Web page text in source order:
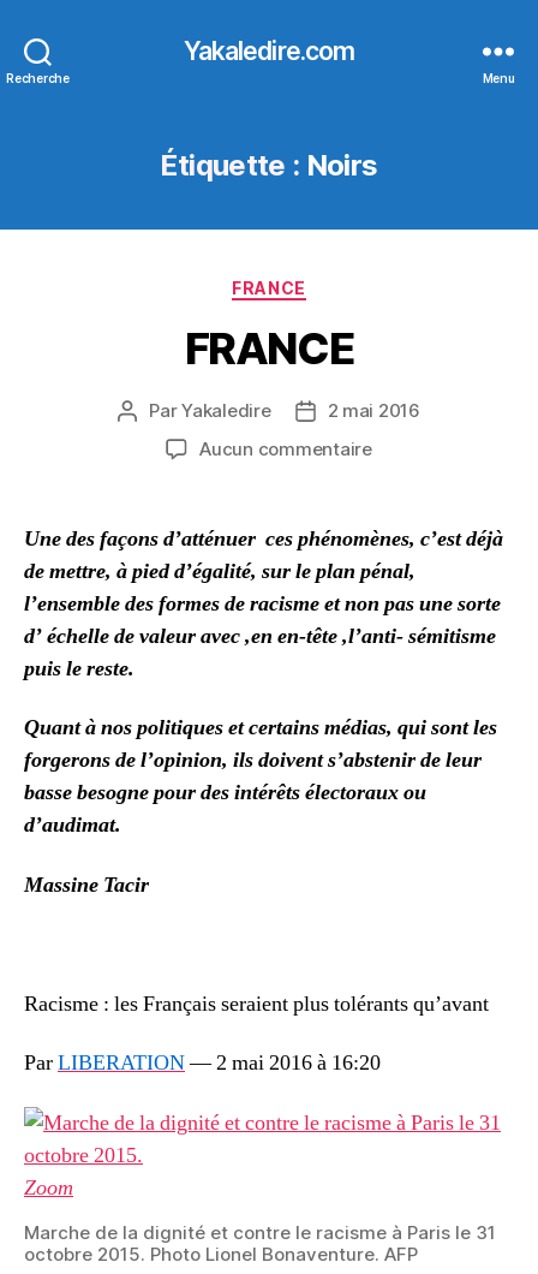
Recherche
Yakaledire.com
Menu
Étiquette : Noirs
Catégories
FRANCE
FRANCE
Auteur
l’article
ParYakaledire
Date2 mai 2016
Aucun commentairesur
Une des façons d’atténuer ces phénomènes, c’est déjà
de mettre, à pied d’égalité, sur le plan pénal,
l’ensemble des formes de racisme et non pas une sorte
d’ échelle de valeur avec ,en en-tête ,l’anti- sémitisme
puis le reste.
Quant à nos politiques et certains médias, qui sont les
forgerons de l’opinion, ils doivent s’abstenir de leur
basse besogne pour des intérêts électoraux ou
d’audimat.
Massine Tacir
Racisme : les Français seraient plus tolérants qu’avant
ParLIBERATION—2 mai 2016 à 16:20
Zoom
Marche de la dignité et contre le racisme à Paris le 31
octobre 2015. Photo Lionel Bonaventure. AFP